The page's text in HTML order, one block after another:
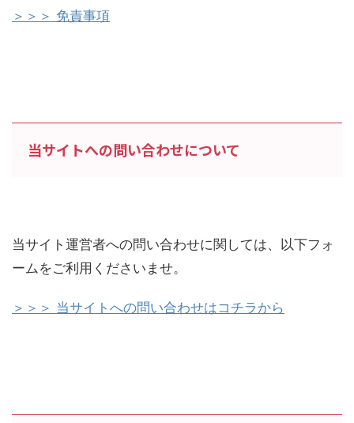
＞＞＞ 免責事項
当サイトへの問い合わせについて
当サイト運営者への問い合わせに関しては、以下フォ
ームをご利用くださいませ。
＞＞＞ 当サイトへの問い合わせはコチラから